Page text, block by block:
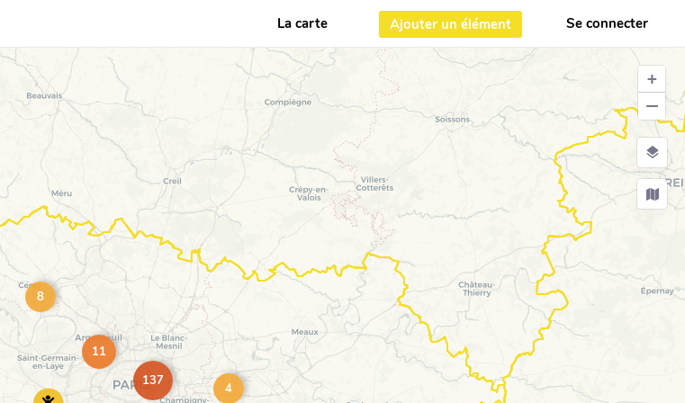
La carte Ajouter un élément Se connecter
8
4
11
137
+
−